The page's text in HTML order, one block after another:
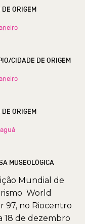
ESTADO DE ORIGEM
MUNICÍPIO/CIDADE DE ORIGEM
BAIRRO DE ORIGEM
MUSEOLÓGICA
Mundial de
 World
97, no Riocentro
18 de dezembro